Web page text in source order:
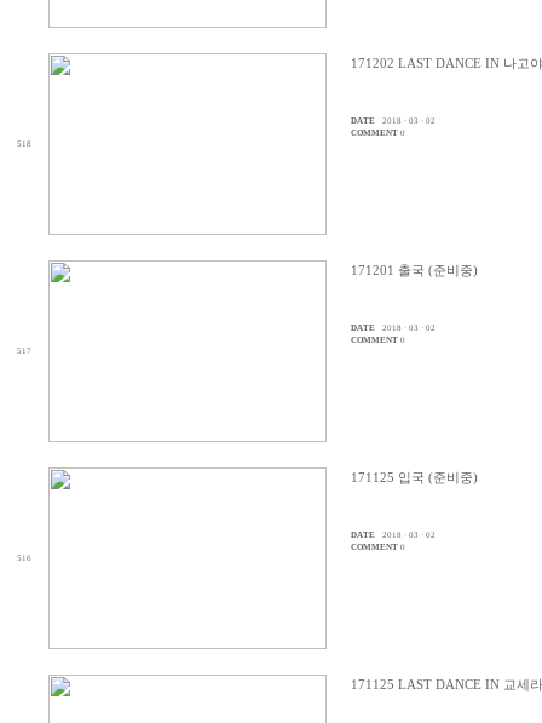
518
171202 LAST DANCE IN 나고
DATE
2018 · 03 · 02
COMMENT 0
517
171201 출국 (준비중)
DATE
2018 · 03 · 02
COMMENT 0
516
171125 입국 (준비중)
DATE
2018 · 03 · 02
COMMENT 0
171125 LAST DANCE IN 교세